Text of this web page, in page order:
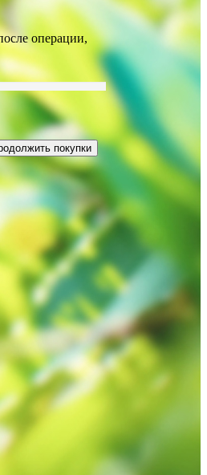
операции,
покупки